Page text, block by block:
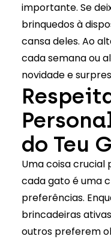
importante. Se
brinquedos à
cansa deles. Ao
cada semana ou
novidade e
do Teu
Uma coisa
cada gato é uma
preferências.
brincadeiras
outros preferem